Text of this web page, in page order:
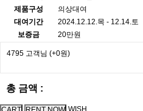
제품구성
의상대여
대여기간
2024.12.12.목 - 12.14.토
보증금
20만원
4795 고객님 (+0원)
총 금액 :
WISH